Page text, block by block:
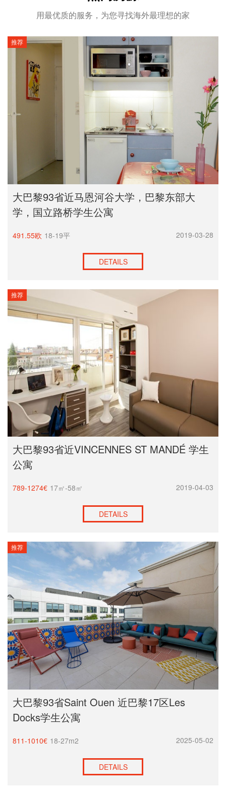
用最优质的服务，为您寻找海外最理想的家
推荐
大巴黎93省近马恩河谷大学，巴黎东部大
学，国立路桥学生公寓
491.55欧 18-19平 2019-03-28
DETAILS
推荐
大巴黎93省近VINCENNES ST MANDÉ 学生
公寓
789-1274€ 17㎡-58㎡ 2019-04-03
DETAILS
推荐
大巴黎93省Saint Ouen 近巴黎17区Les
Docks学生公寓
811-1010€ 18-27m2 2025-05-02
DETAILS